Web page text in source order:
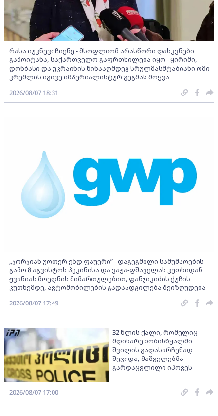
რასა იუკნევიჩიენე - მსოფლიომ არასწორი დასკვნები
გამოიტანა, საქართველო გაფრთხილება იყო - ყირიმი,
დონბასი და უკრაინის წინააღმდეგ სრულმასშტაბიანი ომი
კრემლის იგივე იმპერიალისტურ გეგმას მოყვა
2026/08/07 18:31
„ჯორჯიან უოთერ ენდ ფაუერი” - დაგეგმილი სამუშაოების
გამო 8 აგვისტოს პეკინისა და ვაჟა-ფშაველას კუთხიდან
ჟვანიას მოედნის მიმართულებით, ფანჯიკიძის ქუჩის
კუთხემდე, ავტომობილების გადაადგილება შეიზღუდება
2026/08/07 17:49
32 წლის ქალი, რომელიც
მდინარე ხობისწყალში
შვილის გადასარჩენად
შევიდა, მაშველებმა
გარდაცვლილი იპოვეს
2026/08/07 17:00